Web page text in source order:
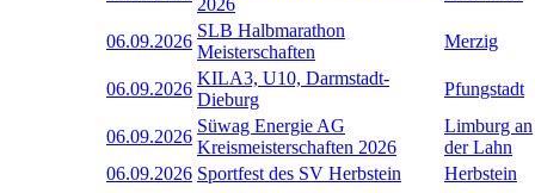
06.09.2026
SLB Halbmarathon
Meisterschaften
Merzig
06.09.2026
KILA3, U10, Darmstadt-
Dieburg
Pfungstadt
06.09.2026
Süwag Energie AG
Kreismeisterschaften 2026
Limburg an
der Lahn
06.09.2026 Sportfest des SV Herbstein
Herbstein